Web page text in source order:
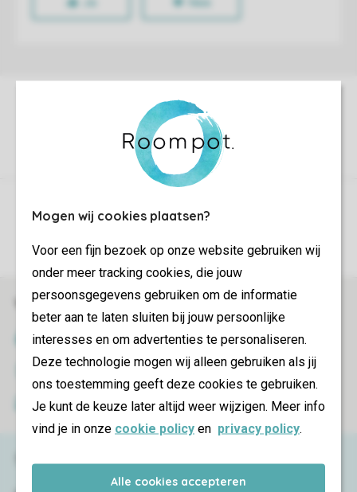
Mogen wij cookies plaatsen?
Voor een fijn bezoek op onze website gebruiken wij
onder meer tracking cookies, die jouw
persoonsgegevens gebruiken om de informatie
beter aan te laten sluiten bij jouw persoonlijke
interesses en om advertenties te personaliseren.
Deze technologie mogen wij alleen gebruiken als jij
ons toestemming geeft deze cookies te gebruiken.
Je kunt de keuze later altijd weer wijzigen. Meer info
vind je in onze cookie policy en privacy policy.
Alle cookies accepteren
Veilig en snel online boeken
SSL certificaat
Veilige gegevensoverdracht
Veilige betaling
Service & contact